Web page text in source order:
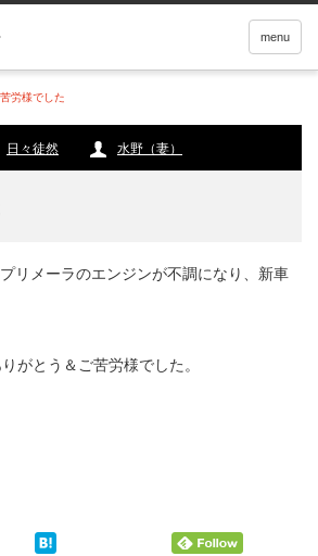
menu
苦労様でした
日々徒然 水野（妻）
リメーラのエンジンが不調になり、新車
がとう＆ご苦労様でした。